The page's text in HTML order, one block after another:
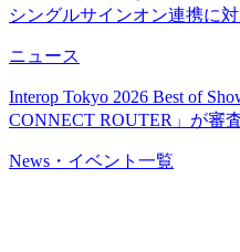
シングルサインオン連携に
ニュース
Interop Tokyo 2026 Best of
CONNECT ROUTER」が審
News・イベント一覧